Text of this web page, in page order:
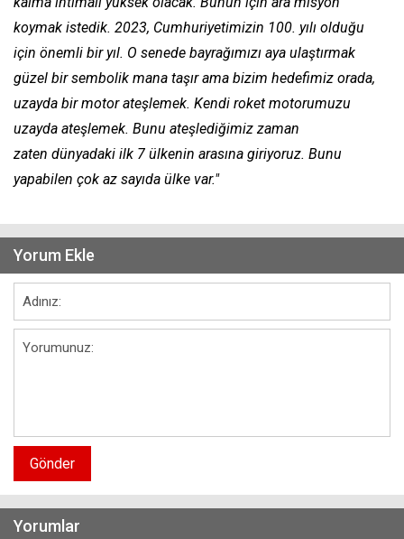
koymak istedik. 2023, Cumhuriyetimizin 100. yılı olduğu
için önemli bir yıl. O senede bayrağımızı aya ulaştırmak
güzel bir sembolik mana taşır ama bizim hedefimiz orada,
uzayda bir motor ateşlemek. Kendi roket motorumuzu
uzayda ateşlemek. Bunu ateşlediğimiz zaman
zaten dünyadaki ilk 7 ülkenin arasına giriyoruz. Bunu
yapabilen çok az sayıda ülke var."
Yorum Ekle
Gönder
Yorumlar